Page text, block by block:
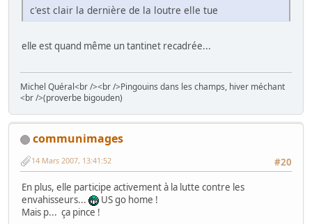
c'est clair la dernière de la loutre elle tue
elle est quand même un tantinet recadrée...
Michel Quéral<br /><br />Pingouins dans les champs, hiver méchant
<br />(proverbe bigouden)
communimages
#20
14 Mars 2007, 13:41:52
En plus, elle participe activement à la lutte contre les
envahisseurs...
US go home !
Mais p... ça pince !